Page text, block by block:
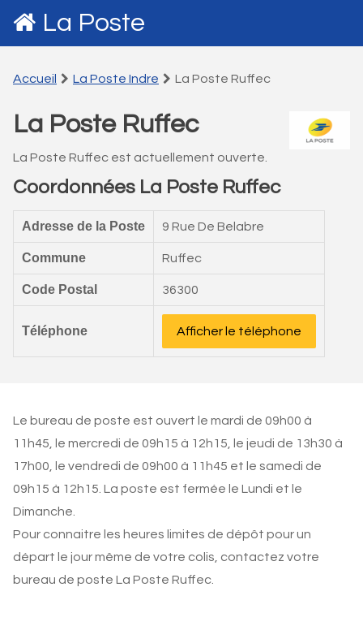
La Poste
Accueil La Poste Indre La Poste Ruffec
La Poste Ruffec
La Poste Ruffec est actuellement ouverte.
Coordonnées La Poste Ruffec
Adresse de la Poste 9 Rue De Belabre
Commune Ruffec
Code Postal 36300
Téléphone Afficher le téléphone
Le bureau de poste est ouvert le mardi de 09h00 à
11h45, le mercredi de 09h15 à 12h15, le jeudi de 13h30 à
17h00, le vendredi de 09h00 à 11h45 et le samedi de
09h15 à 12h15. La poste est fermée le Lundi et le
Dimanche.
Pour connaitre les heures limites de dépôt pour un
départ le jour même de votre colis, contactez votre
bureau de poste La Poste Ruffec.